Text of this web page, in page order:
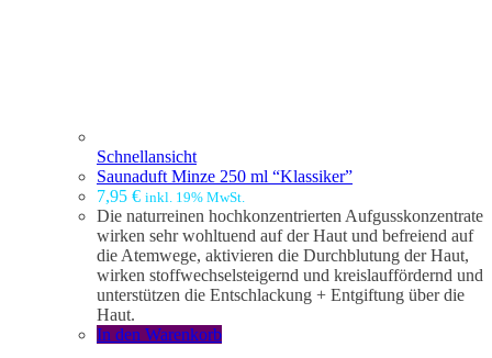
Schnellansicht
Saunaduft Minze 250 ml “Klassiker”
7,95 € inkl. 19% MwSt.
Die naturreinen hochkonzentrierten Aufgusskonzentrate
wirken sehr wohltuend auf der Haut und befreiend auf
die Atemwege, aktivieren die Durchblutung der Haut,
wirken stoffwechselsteigernd und kreislauffördernd und
unterstützen die Entschlackung + Entgiftung über die
Haut.
In den Warenkorb